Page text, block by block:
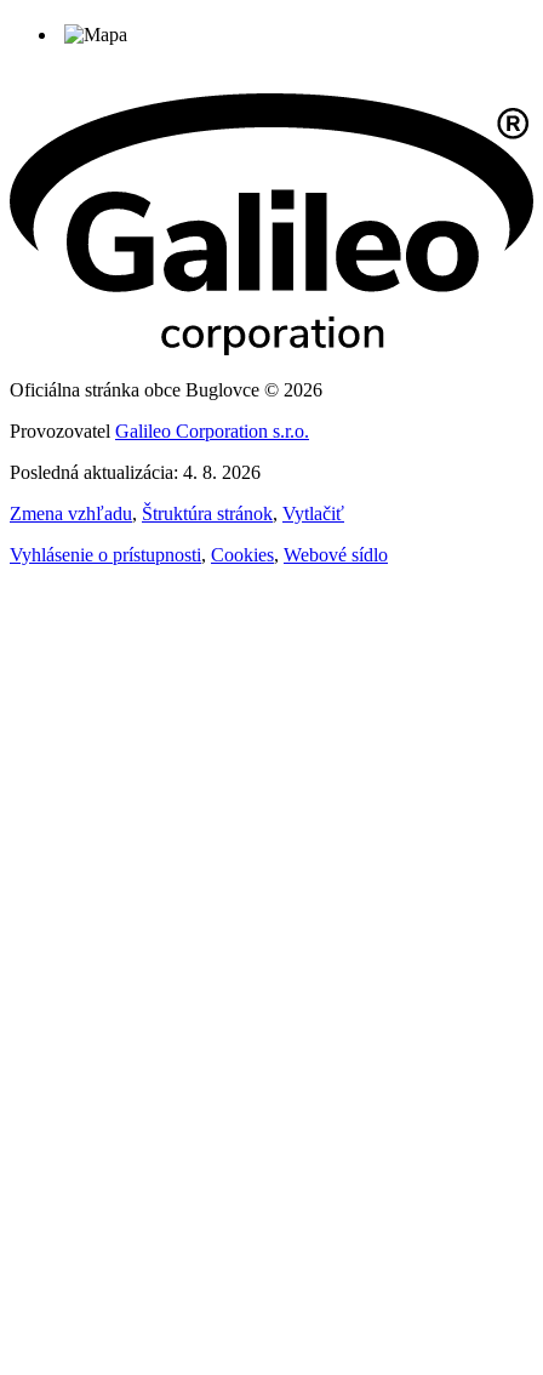
Oficiálna stránka obce Buglovce © 2026
Provozovatel Galileo Corporation s.r.o.
Posledná aktualizácia: 4. 8. 2026
Zmena vzhľadu, Štruktúra stránok, Vytlačiť
Vyhlásenie o prístupnosti, Cookies, Webové sídlo